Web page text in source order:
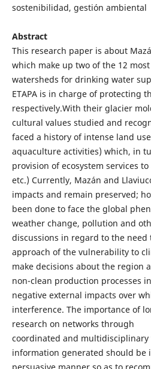
sostenibilidad, gestión ambiental
Abstract
This research paper is about
which make up two of the 12
watersheds for drinking water
ETAPA is in charge of protecting
respectively.With their glacier
cultural values studied and
faced a history of intense land
aquaculture activities) which, in
provision of ecosystem services
etc.) Currently, Mazán and
impacts and remain preserved;
been done to face the global
weather change, pollution and
discussions in regard to the need
approach of the vulnerability to
make decisions about the region
non-clean production processes
negative external impacts over
interference. The importance of
research on networks through
coordinated and multidisciplinary
information generated should be